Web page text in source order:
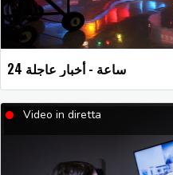
24 ساعة - أخبار عاجلة
Video in diretta